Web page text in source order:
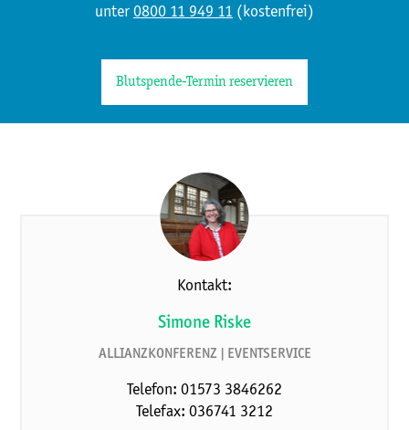
unter 0800 11 949 11 (kostenfrei)
Blutspende-Termin reservieren
Kontakt:
Simone Riske
ALLIANZKONFERENZ | EVENTSERVICE
Telefon: 01573 3846262
Telefax: 036741 3212